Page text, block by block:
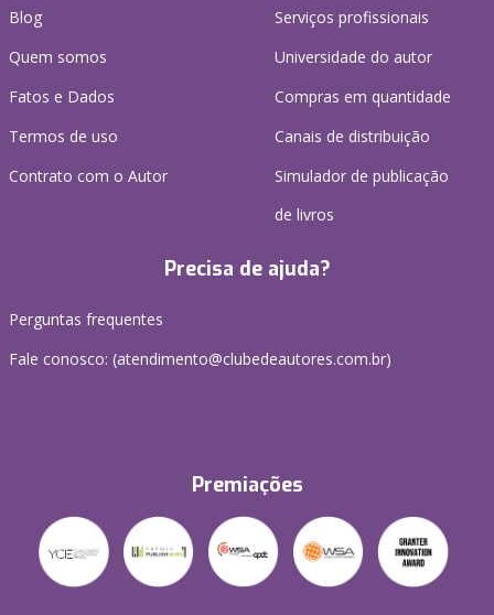
Blog
Quem somos
Fatos e Dados
Termos de uso
Contrato com o Autor
Serviços profissionais
Universidade do autor
Compras em quantidade
Canais de distribuição
Simulador de publicação
de livros
Precisa de ajuda?
Perguntas frequentes
Fale conosco: (atendimento@clubedeautores.com.br)
Premiações